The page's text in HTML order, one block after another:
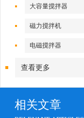
大容量搅拌器
磁力搅拌机
电磁搅拌器
查看更多
相关文章